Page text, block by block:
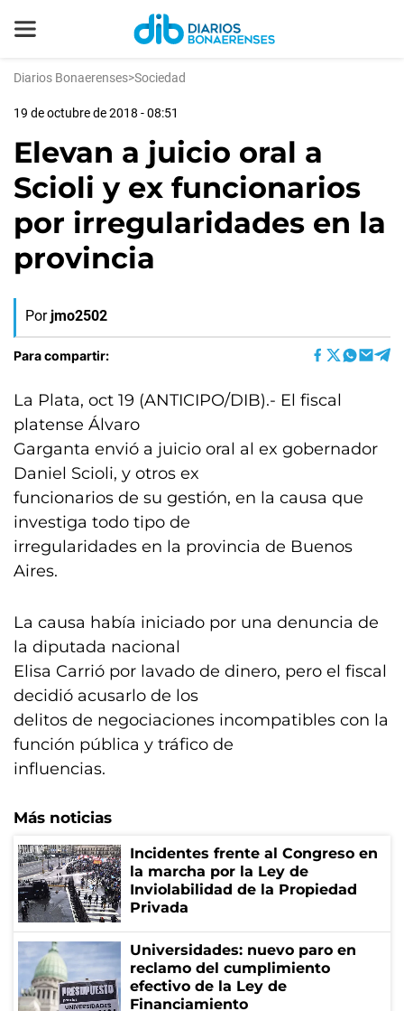
Diarios Bonaerenses>Sociedad
19 de octubre de 2018 - 08:51
Elevan a juicio oral a
Scioli y ex funcionarios
por irregularidades en la
provincia
Por jmo2502
Para compartir:
La Plata, oct 19 (ANTICIPO/DIB).- El fiscal
platense Álvaro
Garganta envió a juicio oral al ex gobernador
Daniel Scioli, y otros ex
funcionarios de su gestión, en la causa que
investiga todo tipo de
irregularidades en la provincia de Buenos
Aires.
La causa había iniciado por una denuncia de
la diputada nacional
Elisa Carrió por lavado de dinero, pero el fiscal
decidió acusarlo de los
delitos de negociaciones incompatibles con la
función pública y tráfico de
influencias.
Más noticias
Incidentes frente al Congreso en
la marcha por la Ley de
Inviolabilidad de la Propiedad
Privada
Universidades: nuevo paro en
reclamo del cumplimiento
efectivo de la Ley de
Financiamiento